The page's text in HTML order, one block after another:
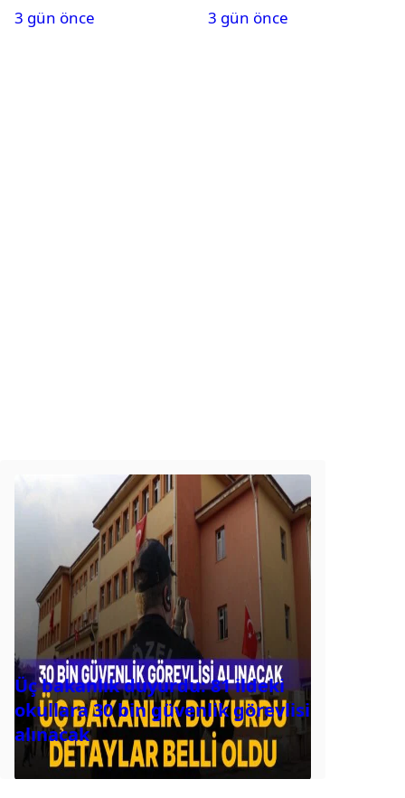
3 gün önce
3 gün önce
Üç bakanlık duyurdu: 81 ildeki
okullara 30 bin güvenlik görevlisi
alınacak